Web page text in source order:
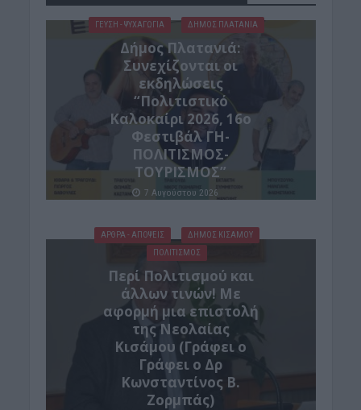
ΓΕΎΣΗ - ΨΥΧΑΓΩΓΊΑ ΔΉΜΟΣ ΠΛΑΤΑΝΙΆ
Δήμος Πλατανιά:
Συνεχίζονται οι
εκδηλώσεις
“Πολιτιστικό
Καλοκαίρι 2026, 16ο
Φεστιβάλ ΓΗ-
ΠΟΛΙΤΙΣΜΟΣ-
ΤΟΥΡΙΣΜΟΣ”
7 Αυγούστου 2026
ΑΡΘΡΑ - ΑΠΟΨΕΙΣ
ΔΉΜΟΣ ΚΙΣΆΜΟΥ
ΠΟΛΙΤΙΣΜΟΣ
Περί Πολιτισμού και
άλλων τινών! Mε
αφορμή μια επιστολή
της Νεολαίας
Κισάμου (Γράφει ο
Γράφει ο Δρ
Κωνσταντίνος Β.
Ζορμπάς)